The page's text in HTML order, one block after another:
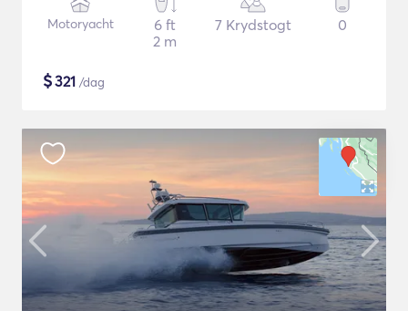
Motoryacht
6 ft
2 m
7 Krydstogt 0
$321 /dag